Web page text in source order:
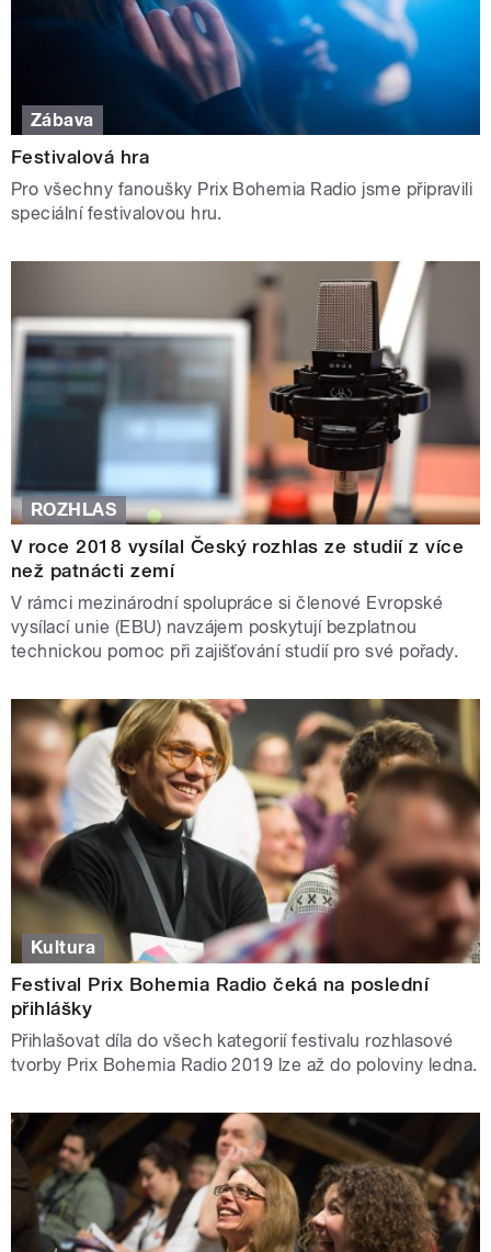
Zábava
Festivalová hra
Pro všechny fanoušky Prix Bohemia Radio jsme připravili
speciální festivalovou hru.
ROZHLAS
V roce 2018 vysílal Český rozhlas ze studií z více
než patnácti zemí
V rámci mezinárodní spolupráce si členové Evropské
vysílací unie (EBU) navzájem poskytují bezplatnou
technickou pomoc při zajišťování studií pro své pořady.
Kultura
Festival Prix Bohemia Radio čeká na poslední
přihlášky
Přihlašovat díla do všech kategorií festivalu rozhlasové
tvorby Prix Bohemia Radio 2019 lze až do poloviny ledna.